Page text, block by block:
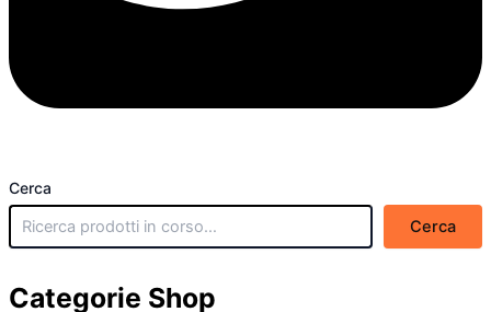
Cerca
Cerca
Categorie Shop